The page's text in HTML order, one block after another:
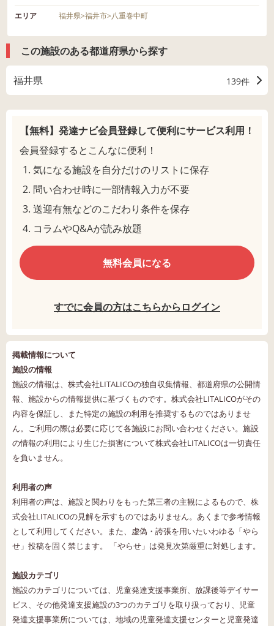
エリア 福井県>福井市>八重巻中町
この施設のある都道府県から探す
福井県 139件
【無料】発達ナビ会員登録して便利にサービス利用！
会員登録するとこんなに便利！
気になる施設を自分だけのリストに保存
問い合わせ時に一部情報入力が不要
送迎有無などのこだわり条件を保存
コラムやQ&Aが読み放題
無料会員になる
すでに会員の方はこちらからログイン
掲載情報について
施設の情報
施設の情報は、株式会社LITALICOの独自収集情報、都道府県の公開情
報、施設からの情報提供に基づくものです。株式会社LITALICOがその
内容を保証し、また特定の施設の利用を推奨するものではありませ
ん。ご利用の際は必要に応じて各施設にお問い合わせください。施設
の情報の利用により生じた損害について株式会社LITALICOは一切責任
を負いません。
利用者の声
利用者の声は、施設と関わりをもった第三者の主観によるもので、株
式会社LITALICOの見解を示すものではありません。あくまで参考情報
として利用してください。また、虚偽・誇張を用いたいわゆる「やら
せ」投稿を固く禁じます。 「やらせ」は発見次第厳重に対処します。
施設カテゴリ
施設のカテゴリについては、児童発達支援事業所、放課後等デイサー
ビス、その他発達支援施設の3つのカテゴリを取り扱っており、児童
発達支援事業所については、地域の児童発達支援センターと児童発達